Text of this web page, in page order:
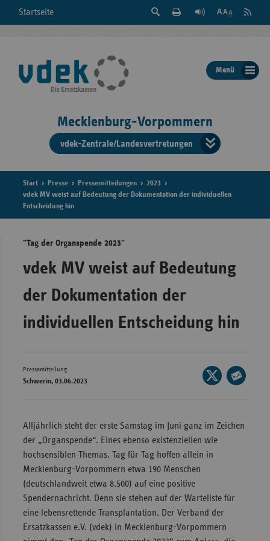
Startseite
Suche
der
Seite
Feed
Menü
Mecklenburg-Vorpommern
vdek-Zentrale/Landesvertretungen
der
Start Presse Pressemitteilungen
2023
vdek MV weist auf Bedeutung der Dokumentation der individuellen
Entscheidung hin
"Tag der Organspende 2023"
vdek MV weist auf Bedeutung
der Dokumentation der
individuellen Entscheidung hin
Pressemitteilung
Schwerin, 03.06.2023
Seite
auf
Alljährlich steht der erste Samstag im Juni ganz im Zeichen
der „Organspende“. Eines ebenso existenziellen wie
hochsensiblen Themas. Tag für Tag hoffen allein in
Mecklenburg-Vorpommern etwa 190 Menschen
(deutschlandweit etwa 8.500) auf eine positive
Spendernachricht. Denn sie stehen auf der Warteliste für
eine lebensrettende Transplantation. Der Verband der
Ersatzkassen e.V. (vdek) in Mecklenburg-Vorpommern